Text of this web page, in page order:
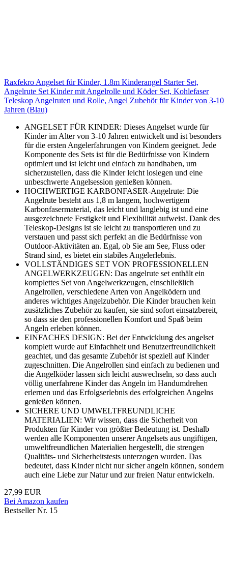
Raxfekro Angelset für Kinder, 1.8m Kinderangel Starter Set,
Angelrute Set Kinder mit Angelrolle und Köder Set, Kohlefaser
Teleskop Angelruten und Rolle, Angel Zubehör für Kinder von 3-10
Jahren (Blau)
ANGELSET FÜR KINDER: Dieses Angelset wurde für
Kinder im Alter von 3-10 Jahren entwickelt und ist besonders
für die ersten Angelerfahrungen von Kindern geeignet. Jede
Komponente des Sets ist für die Bedürfnisse von Kindern
optimiert und ist leicht und einfach zu handhaben, um
sicherzustellen, dass die Kinder leicht loslegen und eine
unbeschwerte Angelsession genießen können.
HOCHWERTIGE KARBONFASER-Angelrute: Die
Angelrute besteht aus 1,8 m langem, hochwertigem
Karbonfasermaterial, das leicht und langlebig ist und eine
ausgezeichnete Festigkeit und Flexibilität aufweist. Dank des
Teleskop-Designs ist sie leicht zu transportieren und zu
verstauen und passt sich perfekt an die Bedürfnisse von
Outdoor-Aktivitäten an. Egal, ob Sie am See, Fluss oder
Strand sind, es bietet ein stabiles Angelerlebnis.
VOLLSTÄNDIGES SET VON PROFESSIONELLEN
ANGELWERKZEUGEN: Das angelrute set enthält ein
komplettes Set von Angelwerkzeugen, einschließlich
Angelrollen, verschiedene Arten von Angelködern und
anderes wichtiges Angelzubehör. Die Kinder brauchen kein
zusätzliches Zubehör zu kaufen, sie sind sofort einsatzbereit,
so dass sie den professionellen Komfort und Spaß beim
Angeln erleben können.
EINFACHES DESIGN: Bei der Entwicklung des angelset
komplett wurde auf Einfachheit und Benutzerfreundlichkeit
geachtet, und das gesamte Zubehör ist speziell auf Kinder
zugeschnitten. Die Angelrollen sind einfach zu bedienen und
die Angelköder lassen sich leicht auswechseln, so dass auch
völlig unerfahrene Kinder das Angeln im Handumdrehen
erlernen und das Erfolgserlebnis des erfolgreichen Angelns
genießen können.
SICHERE UND UMWELTFREUNDLICHE
MATERIALIEN: Wir wissen, dass die Sicherheit von
Produkten für Kinder von größter Bedeutung ist. Deshalb
werden alle Komponenten unserer Angelsets aus ungiftigen,
umweltfreundlichen Materialien hergestellt, die strengen
Qualitäts- und Sicherheitstests unterzogen wurden. Das
bedeutet, dass Kinder nicht nur sicher angeln können, sondern
auch eine Liebe zur Natur und zur freien Natur entwickeln.
27,99 EUR
Bei Amazon kaufen
Bestseller Nr. 15